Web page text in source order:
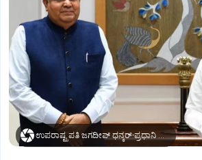
ಉಪರಾಷ್ಟ್ರಪತಿ ಜಗದೀಪ್‌ ಧನ್ಕರ್-ಪ್ರಧಾನಿ ಮೋದಿ